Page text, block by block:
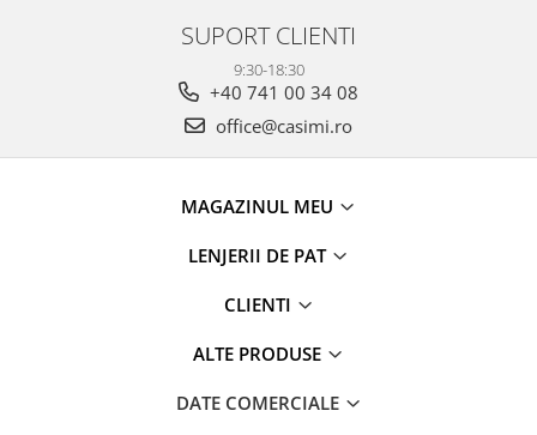
SUPORT CLIENTI
9:30-18:30
+40 741 00 34 08
office@casimi.ro
MAGAZINUL MEU
LENJERII DE PAT
CLIENTI
ALTE PRODUSE
DATE COMERCIALE